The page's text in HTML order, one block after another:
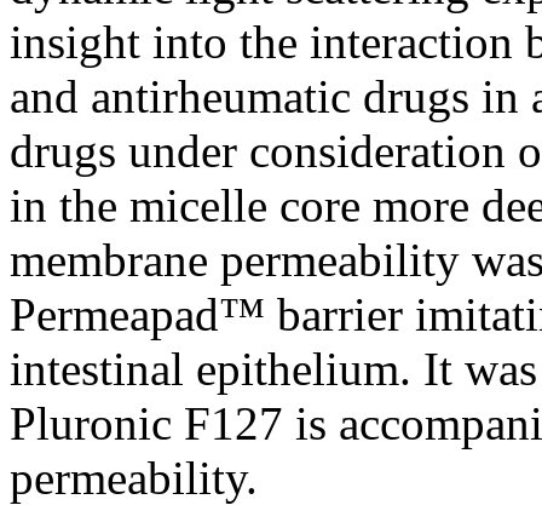
insight into the interaction
and antirheumatic drugs in
drugs under consideration
in the micelle core more
membrane permeability
Permeapad™ barrier
intestinal epithelium. It
Pluronic F127 is
permeability.